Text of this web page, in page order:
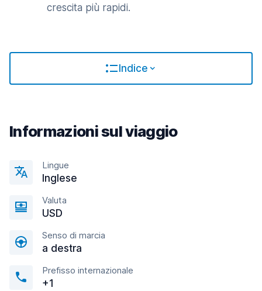
crescita più rapidi.
Indice
Informazioni sul viaggio
Lingue
Inglese
Valuta
USD
Senso di marcia
a destra
Prefisso internazionale
+1